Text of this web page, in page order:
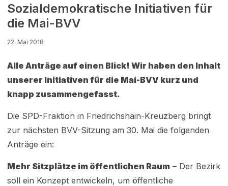
Sozialdemokratische Initiativen für
die Mai-BVV
22. Mai 2018
Alle Anträge auf einen Blick! Wir haben den Inhalt
unserer Initiativen für die Mai-BVV kurz und
knapp zusammengefasst.
Die SPD-Fraktion in Friedrichshain-Kreuzberg bringt
zur nächsten BVV-Sitzung am 30. Mai die folgenden
Anträge ein:
Mehr Sitzplätze im öffentlichen Raum – Der Bezirk
soll ein Konzept entwickeln, um öffentliche